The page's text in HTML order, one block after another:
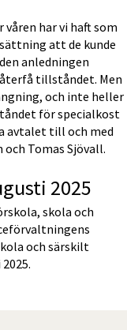
våren har vi haft som
att de kunde
anledningen
tillståndet. Men
och inte heller
för specialkost
avtalet till och med
Tomas Sjövall.
2025
skola och
och särskilt